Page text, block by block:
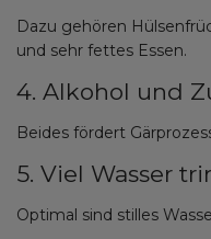
Dazu gehören
und sehr fettes Essen.
4. Alkohol und
Beides fördert
5. Viel Wasser
Optimal sind stilles